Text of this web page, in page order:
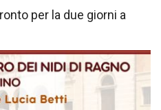
per la due giorni a